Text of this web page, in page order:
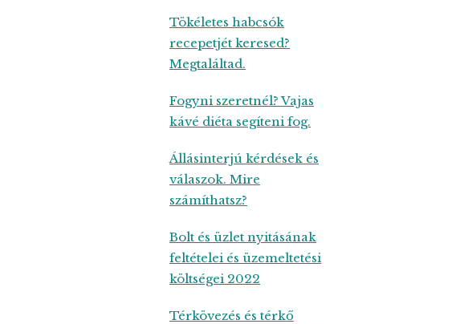
Tökéletes habcsók
recepetjét keresed?
Megtaláltad.
Fogyni szeretnél? Vajas
kávé diéta segíteni fog.
Állásinterjú kérdések és
válaszok. Mire
számíthatsz?
Bolt és üzlet nyitásának
feltételei és üzemeltetési
költségei 2022
Térkövezés és térkő